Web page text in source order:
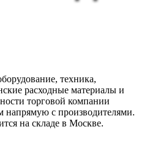
техника,
расходные материалы и
торговой компании
напрямую с производителями.
на складе в Москве.